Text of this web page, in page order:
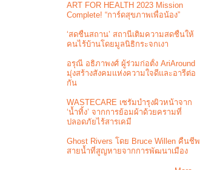
ART FOR HEALTH 2023 Mission
Complete! “การ์ดสุขภาพเพื่อน้อง”
‘สดชื่นสถาน’ สถานีเติมความสดชื่นให้
คนไร้บ้านโดยมูลนิธิกระจกเงา
อรุณี อธิภาพงศ์ ผู้ร่วมก่อตั้ง AriAround
มุ่งสร้างสังคมแห่งความใจดีและอารีต่อ
กัน
WASTECARE เซรัมบำรุงผิวหน้าจาก
‘น้ำทิ้ง’ จากการย้อมผ้าด้วยครามที่
ปลอดภัยไร้สารเคมี
Ghost Rivers โดย Bruce Willen คืนชีพ
สายน้ำที่สูญหายจากการพัฒนาเมือง